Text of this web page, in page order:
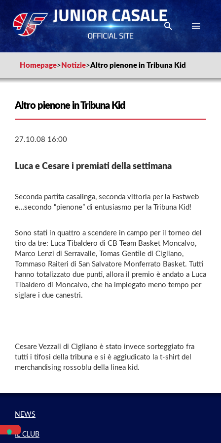
Homepage> Notizie>Altro pienone in Tribuna Kid
Altro pienone in Tribuna Kid
27.10.08 16:00
Luca e Cesare i premiati della settimana
Seconda partita casalinga, seconda vittoria per la Fastweb
e…secondo “pienone” di entusiasmo per la Tribuna Kid!
Sono stati in quattro a scendere in campo per il torneo del
tiro da tre: Luca Tibaldero di CB Team Basket Moncalvo,
Marco Lenzi di Serravalle, Tomas Gentile di Cigliano,
Tommaso Raiteri di San Salvatore Monferrato Basket. Tutti
hanno totalizzato due punti, allora il premio è andato a Luca
Tibaldero di Moncalvo, che ha impiegato meno tempo per
siglare i due canestri.
Cesare Vezzali di Cigliano è stato invece sorteggiato fra
tutti i tifosi della tribuna e si è aggiudicato la t-shirt del
merchandising rossoblu della linea kid.
NEWS
IL CLUB